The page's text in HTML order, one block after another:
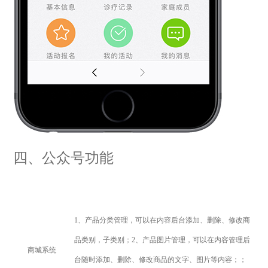
四、公众号功能
商城系统
1 、产品分类管理，可以在内容后台添加、删除、修改商
品类别，子类别；2 、产品图片管理，可以在内容管理后
台随时添加、删除、修改商品的文字、图片等内容； ；